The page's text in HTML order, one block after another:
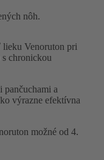
nôh.
lieku Venoruton pri
chronickou
pančuchami a
výrazne efektívna
možné od 4.